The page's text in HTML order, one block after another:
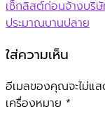
เช็กลิสต์ก่อนจ้างบริ
ประมาณบานปลาย
ใส่ความเห็น
อีเมลของคุณจะไม่แ
เครื่องหมาย *